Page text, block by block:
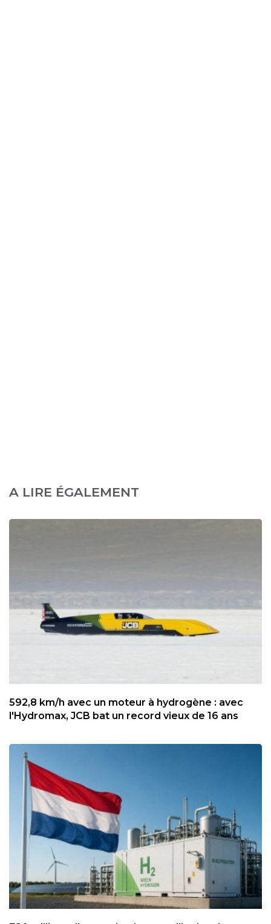
A LIRE ÉGALEMENT
592,8 km/h avec un moteur à hydrogène : avec
l'Hydromax, JCB bat un record vieux de 16 ans